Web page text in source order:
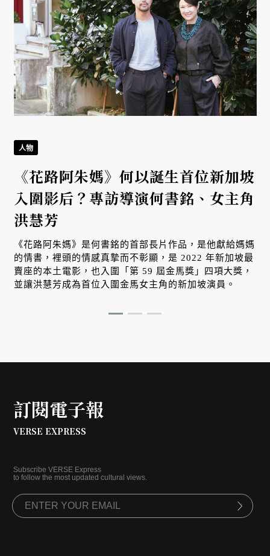
人物
《花路阿朱媽》何以誕生首位新加坡
入圍影后？專訪導演何書銘、女主角
洪慧芳
《花路阿朱媽》是何書銘的首部長片作品，是他獻給媽媽
的情書，裡頭的情感真摯而不彰顯，是 2022 年新加坡最
賣座的本土電影，也入圍「第 59 屆金馬獎」四項大獎，
並讓洪慧芳成為首位入圍金馬女主角的新加坡演員。
訂閱電子報
VERSE EXPRESS
Subscribe VERSE Express
to follow the most updated cultural views.